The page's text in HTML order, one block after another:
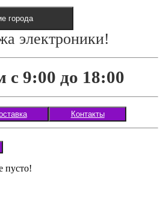
города
электроники!
9:00 до 18:00
Контакты
пусто!